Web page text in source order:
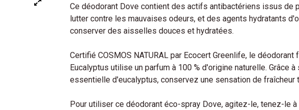
Ce déodorant Dove contient des actifs antibactériens issus de
lutter contre les mauvaises odeurs, et des agents hydratants
conserver des aisselles douces et hydratées.
Certifié COSMOS NATURAL par Ecocert Greenlife, le
Eucalyptus utilise un parfum à 100 % d'origine naturelle. Grâce
essentielle d'eucalyptus, conservez une sensation de fraîcheur
Pour utiliser ce déodorant éco-spray Dove, agitez-le, tenez-le